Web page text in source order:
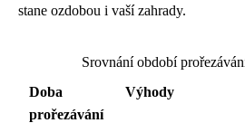
stane ozdobou i vaší zahrady.
Srovnání období
Doba
prořezávání
Výhody